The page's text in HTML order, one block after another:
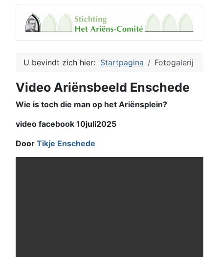
U bevindt zich hier: Startpagina Fotogalerij
Video Ariënsbeeld Enschede
Wie is toch die man op het Ariënsplein?
video facebook 10juli2025
Door Tikje Enschede